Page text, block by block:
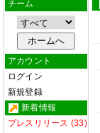
チーム
アカウント
ログイン
新規登録
新着情報
プレスリリース (33)